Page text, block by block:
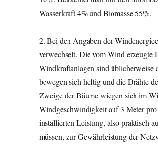
Wasserkraft 4% und Biomasse 55%.
2. Bei den Angaben der
verwechselt. Die vom Wind erzeugte
Windkraftanlagen sind üblicherweise
bewegen sich heftig und die Drähte
Zweige der Bäume wiegen sich im
Windgeschwindigkeit auf 3 Meter
installierten Leistung, also praktisch
müssen, zur Gewährleistung der